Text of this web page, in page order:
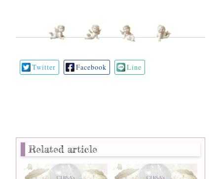
Twitter Facebook Line
Related article